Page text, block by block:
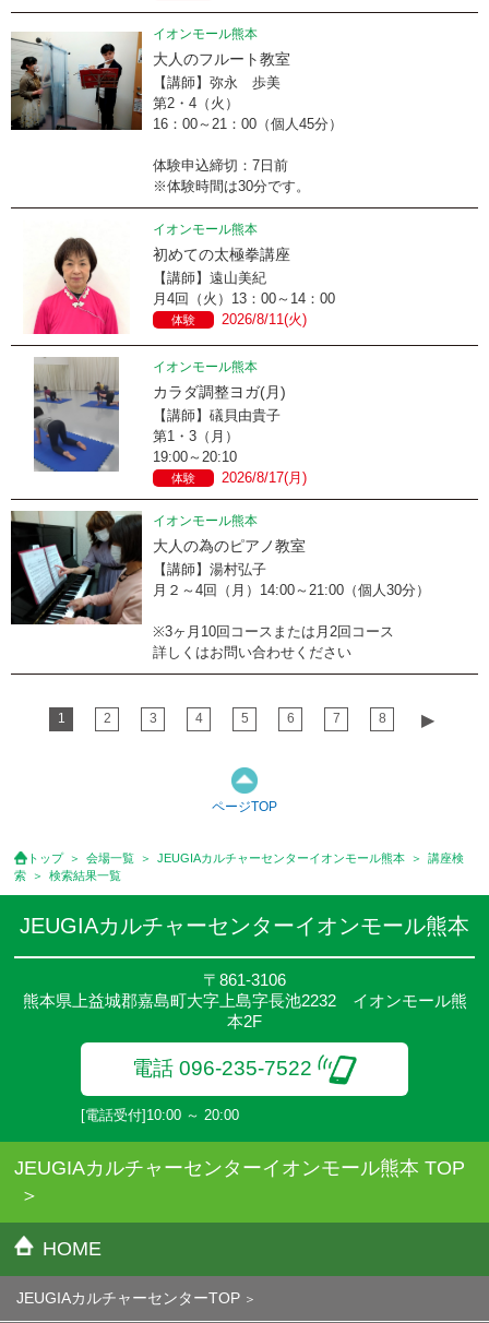
イオンモール熊本
大人のフルート教室
【講師】弥永 歩美
第2・4（火）
16：00～21：00（個人45分）
体験申込締切：7日前
※体験時間は30分です。
イオンモール熊本
初めての太極拳講座
【講師】遠山美紀
月4回（火）13：00～14：00
体験 2026/8/11(火)
イオンモール熊本
カラダ調整ヨガ(月)
【講師】礒貝由貴子
第1・3（月）
19:00～20:10
体験 2026/8/17(月)
イオンモール熊本
大人の為のピアノ教室
【講師】湯村弘子
月２～4回（月）14:00～21:00（個人30分）
※3ヶ月10回コースまたは月2回コース
詳しくはお問い合わせください
1 2 3 4 5 6 7 8 ▶︎
ページTOP
トップ 会場一覧 JEUGIAカルチャーセンターイオンモール熊本
講座検
索
検索結果一覧
JEUGIAカルチャーセンターイオンモール熊本
〒861-3106
熊本県上益城郡嘉島町大字上島字長池2232 イオンモール熊
本2F
電話 096-235-7522
[電話受付]10:00 ～ 20:00
JEUGIAカルチャーセンターイオンモール熊本 TOP
HOME
JEUGIAカルチャーセンターTOP